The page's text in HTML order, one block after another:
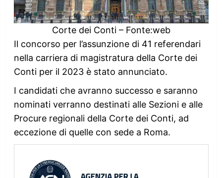
Corte dei Conti – Fonte:web
Il concorso per l’assunzione di 41 referendari
nella carriera di magistratura della Corte dei
Conti per il 2023 è stato annunciato.
I candidati che avranno successo e saranno
nominati verranno destinati alle Sezioni e alle
Procure regionali della Corte dei Conti, ad
eccezione di quelle con sede a Roma.